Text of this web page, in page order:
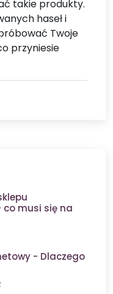
musi się na
- Dlaczego